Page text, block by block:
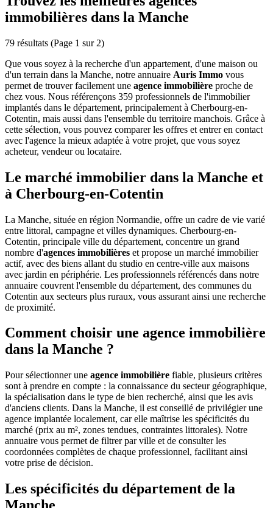
immobilières dans la Manche
79 résultats (Page 1 sur 2)
Que vous soyez à la recherche d'un appartement, d'une maison ou
d'un terrain dans la Manche, notre annuaire Auris Immo vous
permet de trouver facilement une agence immobilière proche de
chez vous. Nous référençons 359 professionnels de l'immobilier
implantés dans le département, principalement à Cherbourg-en-
Cotentin, mais aussi dans l'ensemble du territoire manchois. Grâce à
cette sélection, vous pouvez comparer les offres et entrer en contact
avec l'agence la mieux adaptée à votre projet, que vous soyez
acheteur, vendeur ou locataire.
Le marché immobilier dans la Manche et
à Cherbourg-en-Cotentin
La Manche, située en région Normandie, offre un cadre de vie varié
entre littoral, campagne et villes dynamiques. Cherbourg-en-
Cotentin, principale ville du département, concentre un grand
nombre d'agences immobilières et propose un marché immobilier
actif, avec des biens allant du studio en centre-ville aux maisons
avec jardin en périphérie. Les professionnels référencés dans notre
annuaire couvrent l'ensemble du département, des communes du
Cotentin aux secteurs plus ruraux, vous assurant ainsi une recherche
de proximité.
Comment choisir une agence immobilière
dans la Manche ?
Pour sélectionner une agence immobilière fiable, plusieurs critères
sont à prendre en compte : la connaissance du secteur géographique,
la spécialisation dans le type de bien recherché, ainsi que les avis
d'anciens clients. Dans la Manche, il est conseillé de privilégier une
agence implantée localement, car elle maîtrise les spécificités du
marché (prix au m², zones tendues, contraintes littorales). Notre
annuaire vous permet de filtrer par ville et de consulter les
coordonnées complètes de chaque professionnel, facilitant ainsi
votre prise de décision.
Les spécificités du département de la